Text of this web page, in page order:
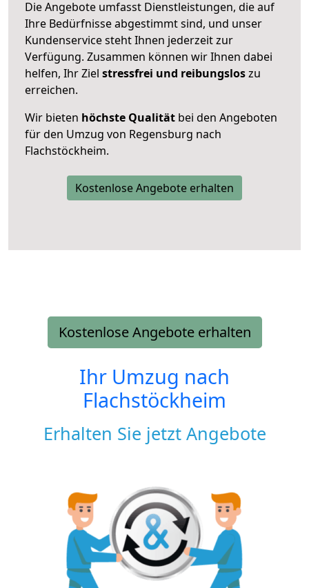
Die Angebote umfasst Dienstleistungen, die auf
Ihre Bedürfnisse abgestimmt sind, und unser
Kundenservice steht Ihnen jederzeit zur
Verfügung. Zusammen können wir Ihnen dabei
helfen, Ihr Ziel stressfrei und reibungsloszu
erreichen.
Wir bieten höchste Qualität bei den Angeboten
für den Umzug von Regensburg nach
Flachstöckheim.
Kostenlose Angebote erhalten
Kostenlose Angebote erhalten
Ihr Umzug nach
Flachstöckheim
Erhalten Sie jetzt Angebote